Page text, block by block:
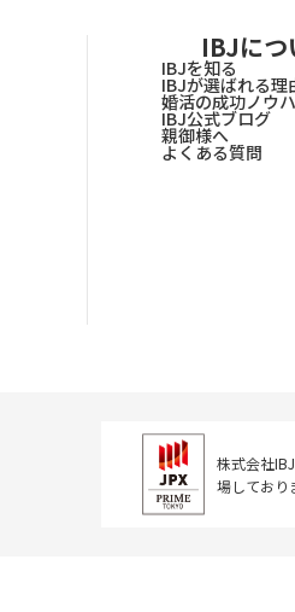
IBJにつ
IBJを知る
IBJが選ばれる理
婚活の成功ノウ
IBJ公式ブログ
親御様へ
よくある質問
株式会社
場しており